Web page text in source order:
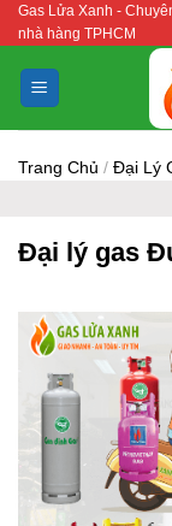
Bỏ
qua
nội
dung
Gas Lửa Xanh -
nhà hàng TPHCM
Trang Chủ / Đại Lý
Đại lý gas